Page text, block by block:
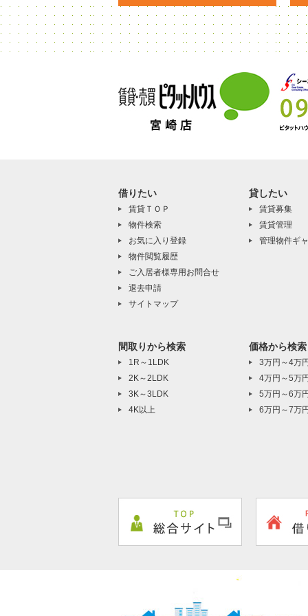
借りたい
賃貸ＴＯＰ
物件検索
お気に入り登録
物件閲覧履歴
ご入居者様専用お問合せ
退去申請
サイトマップ
貸したい
賃貸募集
賃貸管理
管理物件ギ
間取りから検索
1R～1LDK
2K～2LDK
3K～3LDK
4K以上
価格から検索
3万円～4万
4万円～5万
5万円～6万
6万円～7万